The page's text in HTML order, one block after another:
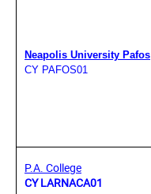
Neapolis University Pafos
CY PAFOS01
P.A. College
CY LARNACA01